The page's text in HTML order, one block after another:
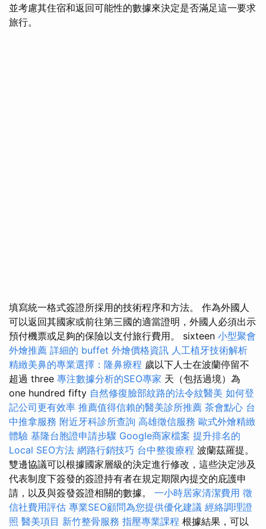
並考慮其住宿和返回可能性的數據來決定是否滿足這一要求
旅行。
填寫統一格式簽證所採用的技術程序和方法。 作為外國人
可以返回其國家或前往第三國的適當證明，外國人必須出示
預付機票或足夠的保險以支付旅行費用。 sixteen 小型聚會
外燴推薦 詳細的 buffet 外燴價格資訊 人工植牙技術解析
精緻美鼻的專業選擇：隆鼻療程 歲以下人士在波蘭停留不
超過 three 專注數據分析的SEO專家 天（包括過境）為
one hundred fifty 自然修復臉部紋路的法令紋醫美 如何登
記公司更有效率 推薦值得信賴的醫美診所推薦 茶會點心 台
中推拿服務 附近牙科診所查詢 高雄徵信服務 歐式外燴精緻
體驗 基隆台胞證申請步驟 Google商家檔案 提升排名的
Local SEO方法 網路行銷技巧 台中整復療程 波蘭茲羅提。
雙邊協議可以根據國家層級的決定進行修改，這些決定涉及
代表制度下簽發的簽證持有者在規定期限內提交的庇護申
請，以及與簽發簽證相關的數據。 一小時居家清潔費用 徵
信社費用評估 專業SEO顧問為您提供優化建議 經絡調理證
照 醫美項目 新竹整骨服務 指壓專業課程 根據結果，可以